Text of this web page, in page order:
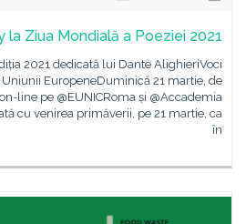
la Ziua Mondială a Poeziei 2021
2021 dedicată lui Dante AlighieriVoci
EuropeneDuminică 21 martie, de
line pe @EUNICRoma și @Accademia
cu venirea primăverii, pe 21 martie, ca
în